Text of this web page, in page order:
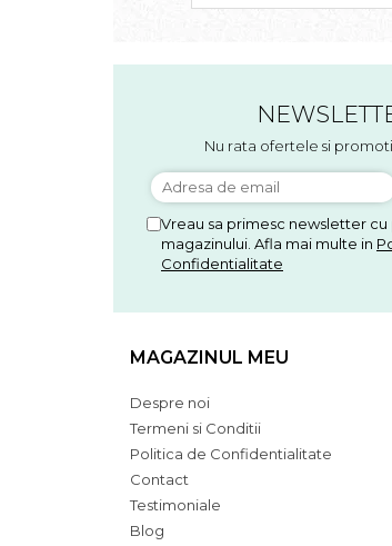
Nu rata ofertele si
Vreau sa primesc newsletter
magazinului. Afla mai multe in
Confidentialitate
MAGAZINUL MEU
Despre noi
Termeni si Conditii
Politica de Confidentialitate
Contact
Testimoniale
Blog